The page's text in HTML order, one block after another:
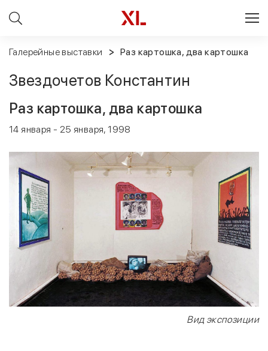
Галерейные выставки Раз картошка, два картошка
Звездочетов Константин
Раз картошка, два картошка
14 января - 25 января, 1998
Вид экспозиции